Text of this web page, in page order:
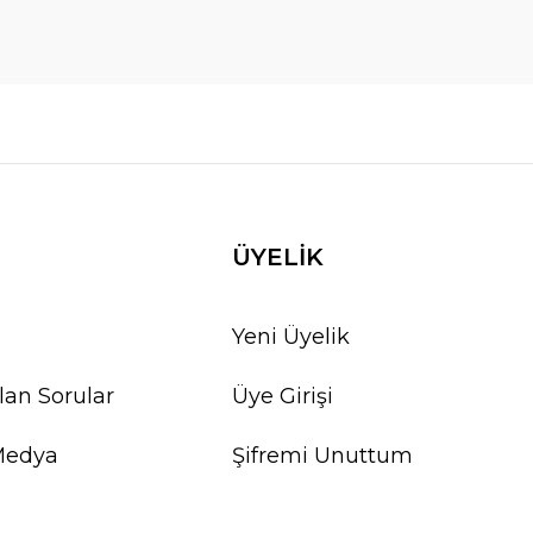
Sorular
ÜYELİK
Yeni Üyelik
Üye Girişi
Şifremi Unuttum